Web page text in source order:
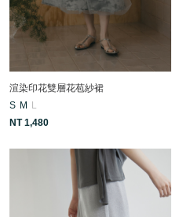
渲染印花雙層花苞紗裙
S M
L
NT 1,480